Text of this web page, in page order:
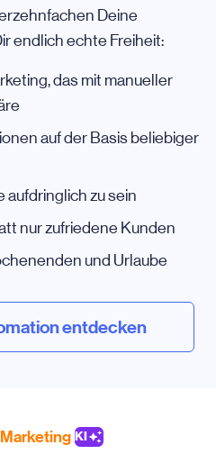
Deine
endlich echte Freiheit:
das mit manueller
auf der Basis beliebiger
aufdringlich zu sein
nur zufriedene Kunden
und Urlaube
entdecken
KI